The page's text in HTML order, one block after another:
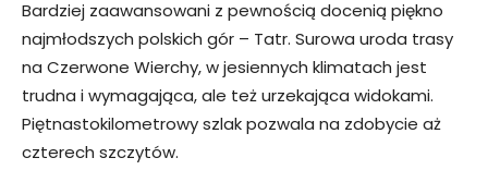
Bardziej zaawansowani z pewnością docenią piękno
najmłodszych polskich gór – Tatr. Surowa uroda trasy
na Czerwone Wierchy, w jesiennych klimatach jest
trudna i wymagająca, ale też urzekająca widokami.
Piętnastokilometrowy szlak pozwala na zdobycie aż
czterech szczytów.